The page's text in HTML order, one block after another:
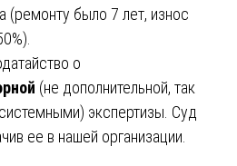
(ремонту было 7 лет, износ
о
(не дополнительной, так
экспертизы. Суд
ее в нашей организации.